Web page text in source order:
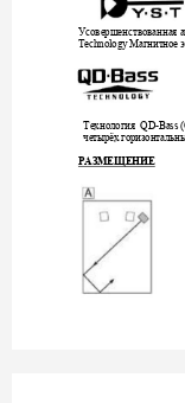
Усовершенствованная
Technology Магнитное
Технология
QD-Bass
четырёх
РАЗМЕЩЕНИЕ